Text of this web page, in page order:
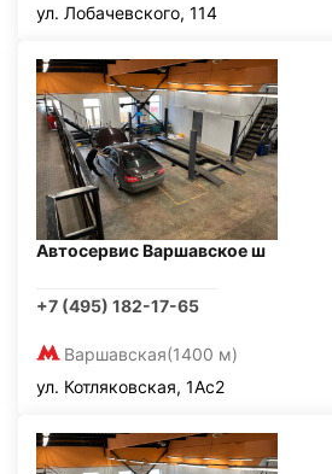
ул. Лобачевского, 114
Автосервис Варшавское ш
+7 (495) 182-17-65
Варшавская(1400 м)
ул. Котляковская, 1Ас2